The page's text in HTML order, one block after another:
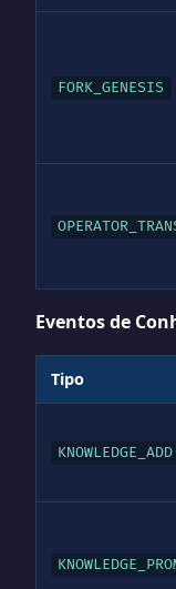
FORK_GENESIS
Eventos de
Tipo
KNOWLEDGE_ADD